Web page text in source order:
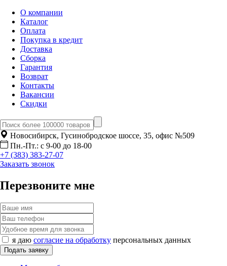
О компании
Каталог
Оплата
Покупка в кредит
Доставка
Сборка
Гарантия
Возврат
Контакты
Вакансии
Скидки
Новосибирск, Гусинобродское шоссе, 35, офис №509
Пн.-Пт.: с 9-00 до 18-00
+7 (383) 383-27-07
Заказать звонок
Перезвоните мне
я даю согласие на обработку персональных данных